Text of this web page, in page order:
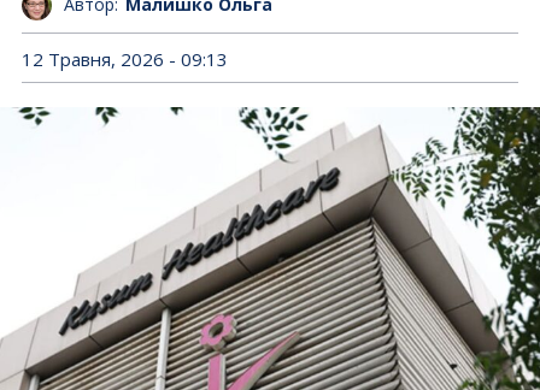
Автор: Малишко Ольга
12 Травня, 2026 - 09:13